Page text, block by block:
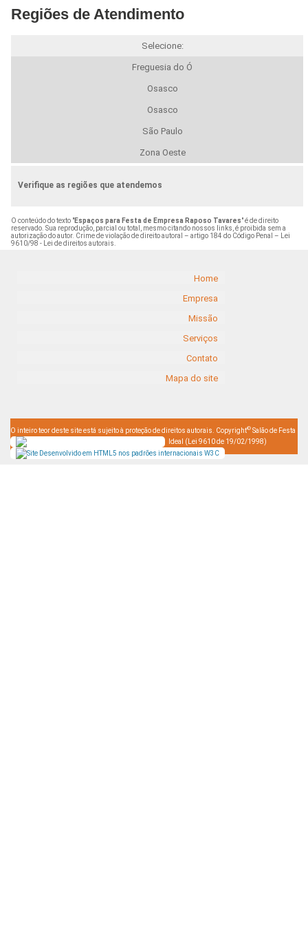
Regiões de Atendimento
Selecione:
Freguesia do Ó
Osasco
Osasco
São Paulo
Zona Oeste
Verifique as regiões que atendemos
O conteúdo do texto "Espaços para Festa de Empresa Raposo Tavares" é de direito
reservado. Sua reprodução, parcial ou total, mesmo citando nossos links, é proibida sem a
autorização do autor. Crime de violação de direito autoral – artigo 184 do Código Penal –
Lei
9610/98 - Lei de direitos autorais
Home
Empresa
Missão
Serviços
Contato
Mapa do site
O inteiro teor deste site está sujeito à proteção de direitos autorais. Copyright© Salão de Festa
Ideal (Lei 9610 de 19/02/1998)